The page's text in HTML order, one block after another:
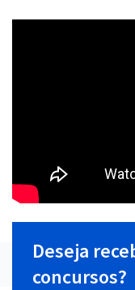
Deseja
concursos?